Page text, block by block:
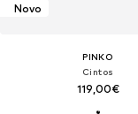
Novo
PINKO
Cintos
119,00€